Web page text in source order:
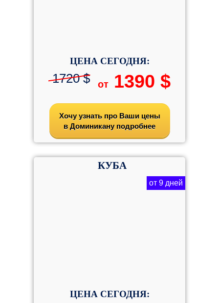
ЦЕНА СЕГОДНЯ:
1720 $ от 1390 $
Хочу узнать про Ваши цены
в Доминикану подробнее
КУБА
от 9 дней
ЦЕНА СЕГОДНЯ: